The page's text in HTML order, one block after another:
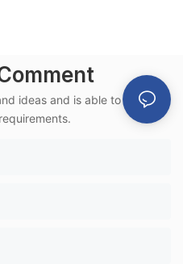
ideas and is able to cater to